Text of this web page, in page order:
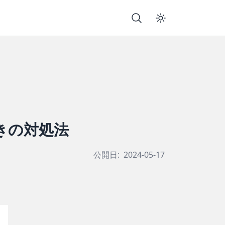
対処法
公開日: 2024-05-17